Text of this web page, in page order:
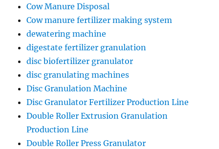
Cow Manure Disposal
Cow manure fertilizer making system
dewatering machine
digestate fertilizer granulation
disc biofertilizer granulator
disc granulating machines
Disc Granulation Machine
Disc Granulator Fertilizer Production Line
Double Roller Extrusion Granulation
Production Line
Double Roller Press Granulator